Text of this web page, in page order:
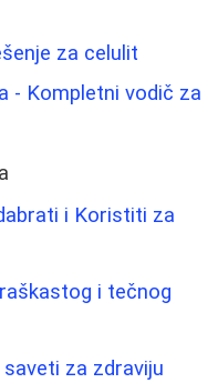
za celulit
- Kompletni vodič za
i Koristiti za
i tečnog
za zdraviju